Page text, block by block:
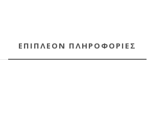
ΕΠΙΠΛΈΟΝ ΠΛΗΡΟΦΟΡΊΕΣ